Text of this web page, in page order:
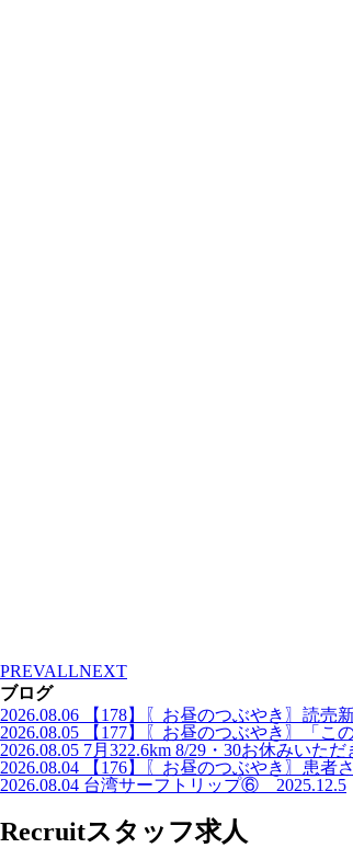
PREVALLNEXT
ブログ
2026.08.06
【178】〖お昼のつぶやき〗読
2026.08.05
【177】〖お昼のつぶやき〗「こ
2026.08.05 7月322.6km 8/29・30お休みいただ
2026.08.04
【176】〖お昼のつぶやき〗患者
2026.08.04 台湾サーフトリップ⑥ 2025.12.5
Recruitスタッフ求人